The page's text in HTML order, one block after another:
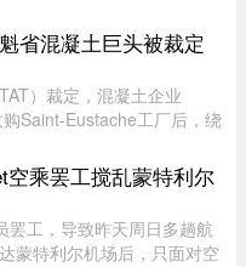
，她每晚都要花上一到两
尔夫校队 ...
省混凝土巨头被裁定
）裁定，混凝土企业
Saint-Eustache工厂后，绕
压，干扰集体协议谈判。法
工， ...
乘罢工搅乱蒙特利尔
罢工，导致昨天周日多趟航
蒙特利尔机场后，只面对空